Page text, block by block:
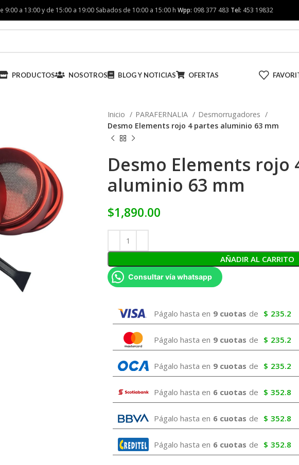
9:00 a 13:00 y de 15:00 a 19:00 Sabados de 10:00 a 15:00 h Wpp: 098 377 483 Tel: 453 19832
PRODUCTOS NOSOTROS BLOG Y NOTICIAS OFERTAS
Inicio PARAFERNALIA
Desmorrugadores
Desmo Elements rojo 4 partes aluminio 63 mm
Desmo Elements rojo
aluminio 63 mm
$1,890.00
AÑADIR AL CARRITO
Consultar vía whatsapp
Págalo hasta en 9 cuotas de $ 235.2
Págalo hasta en 9 cuotas de $ 235.2
Págalo hasta en 9 cuotas de $ 235.2
Págalo hasta en 6 cuotas de $ 352.8
Págalo hasta en 6 cuotas de $ 352.8
Págalo hasta en 6 cuotas de $ 352.8